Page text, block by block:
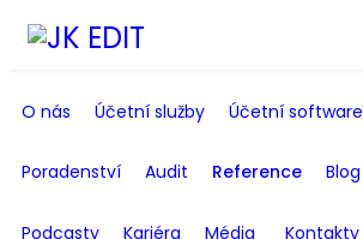
O nás Účetní služby Účetní software
Poradenství Audit Reference Blog
Podcasty Kariéra Média Kontakty